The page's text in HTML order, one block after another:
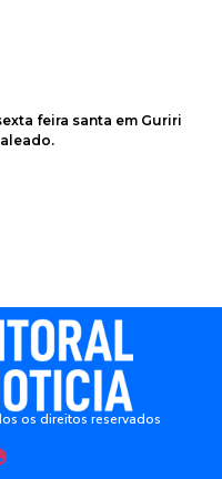
feira santa em Guriri
os direitos reservados